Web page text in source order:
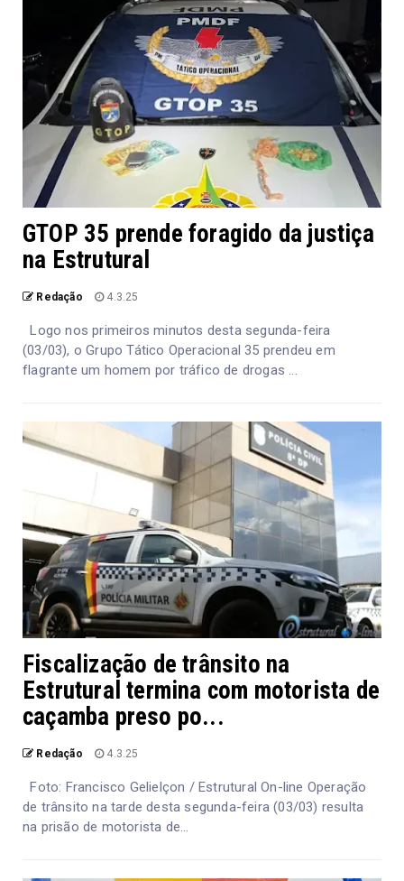
GTOP 35 prende foragido da justiça
na Estrutural
Redação 4.3.25
Logo nos primeiros minutos desta segunda-feira
(03/03), o Grupo Tático Operacional 35 prendeu em
flagrante um homem por tráfico de drogas ...
Fiscalização de trânsito na
Estrutural termina com motorista de
caçamba preso po...
Redação 4.3.25
Foto: Francisco Gelielçon / Estrutural On-line Operação
de trânsito na tarde desta segunda-feira (03/03) resulta
na prisão de motorista de...